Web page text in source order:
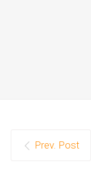
Prev. Post